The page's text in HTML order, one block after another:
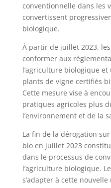
conventionnelle dans les
convertissent
biologique.
À partir de juillet 2023,
conformer aux
l’agriculture biologique
plants de vigne certifiés
Cette mesure vise à
pratiques agricoles plus
l’environnement et de la
La fin de la dérogation
bio en juillet 2023
dans le processus de
l’agriculture biologique.
s’adapter à cette